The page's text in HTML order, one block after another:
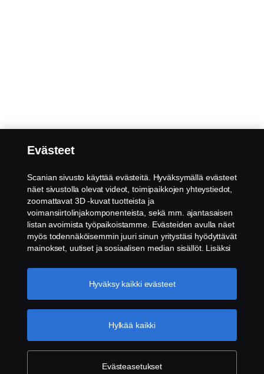
Evästeet
Scanian sivusto käyttää evästeitä. Hyväksymällä evästeet
näet sivustolla olevat videot, toimipaikkojen yhteystiedot,
zoomattavat 3D -kuvat tuotteista ja
voimansiirtolinjakomponenteista, sekä mm. ajantasaisen
listan avoimista työpaikoistamme. Evästeiden avulla näet
myös todennäköisemmin juuri sinun yritystäsi hyödyttävät
mainokset, uutiset ja sosiaalisen median sisällöt. Lisäksi
parantamiseksi, kun hyväksyt evästeet. Klikkaamalla
"Hyväksyn evästeet" annat suostumuksesi kaikkien
evästeistä löydät täältä: Lisätietoja yksityisyydestäsi
Evästeasetukset
Hylkää kaikki
Hyväksy kaikki evästeet